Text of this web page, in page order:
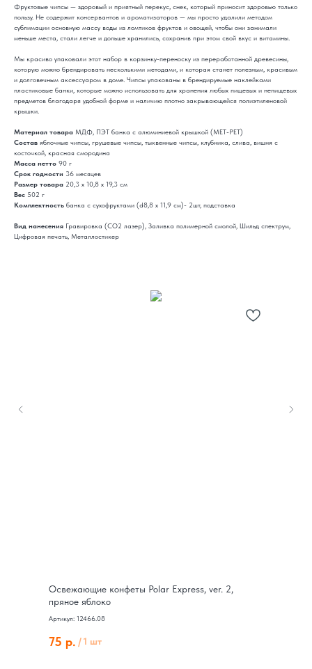
Фруктовые чипсы — здоровый и приятный перекус, снек, который приносит здоровью только
пользу. Не содержит консервантов и ароматизаторов — мы просто удалили методом
сублимации основную массу воды из ломтиков фруктов и овощей, чтобы они занимали
меньше места, стали легче и дольше хранились, сохранив при этом свой вкус и витамины.
Мы красиво упаковали этот набор в корзинку-переноску из переработанной древесины,
которую можно брендировать несколькими методами, и которая станет полезным, красивым
и долговечным аксессуаром в доме. Чипсы упакованы в брендируемые наклейками
пластиковые банки, которые можно использовать для хранения любых пищевых и непищевых
предметов благодаря удобной форме и наличию плотно закрывающейся полиэтиленовой
крышки.
Материал товара МДФ, ПЭТ банка с алюминиевой крышкой (МЕТ-РЕТ)
Состав яблочные чипсы, грушевые чипсы, тыквенные чипсы, клубника, слива, вишня с
косточкой, красная смородина
Масса нетто 90 г
Срок годности 36 месяцев
Размер товара 20,3 х 10,8 х 19,3 см
Вес 502 г
Комплектность банка с сухофруктами (d8,8 х 11,9 см)- 2шт, подставка
Вид нанесения Гравировка (CO2 лазер), Заливка полимерной смолой, Шильд спектрум,
Цифровая печать, Металлостикер
Освежающие конфеты Polar Express, ver. 2,
пряное яблоко
Артикул: 12466.08
75 р. /1 шт